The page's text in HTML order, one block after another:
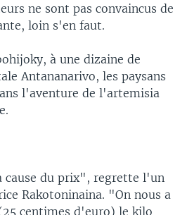
ne sont pas convaincus de
loin s'en faut.
à une dizaine de
Antananarivo, les paysans
l'aventure de l'artemisia
cause du prix", regrette l'un
Rakotoninaina. "On nous a
centimes d'euro) le kilo